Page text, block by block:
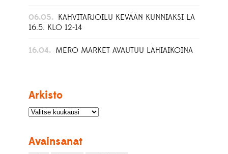
06.05. KAHVITARJOILU KEVÄÄN KUNNIAKSI LA
16.5. KLO 12-14
16.04. MERO MARKET AVAUTUU LÄHIAIKOINA
Arkisto
Avainsanat